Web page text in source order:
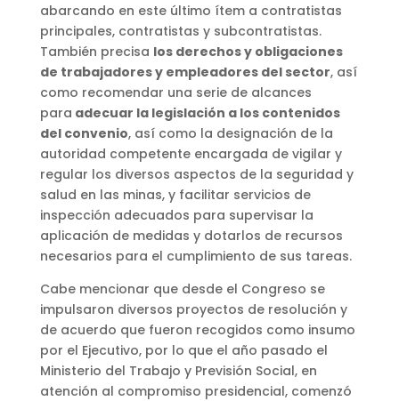
abarcando en este último ítem a contratistas
principales, contratistas y subcontratistas.
También precisa los derechos y obligaciones
de trabajadores y empleadores del sector, así
como recomendar una serie de alcances
para adecuar la legislación a los contenidos
del convenio, así como la designación de la
autoridad competente encargada de vigilar y
regular los diversos aspectos de la seguridad y
salud en las minas, y facilitar servicios de
inspección adecuados para supervisar la
aplicación de medidas y dotarlos de recursos
necesarios para el cumplimiento de sus tareas.
Cabe mencionar que desde el Congreso se
impulsaron diversos proyectos de resolución y
de acuerdo que fueron recogidos como insumo
por el Ejecutivo, por lo que el año pasado el
Ministerio del Trabajo y Previsión Social, en
atención al compromiso presidencial, comenzó